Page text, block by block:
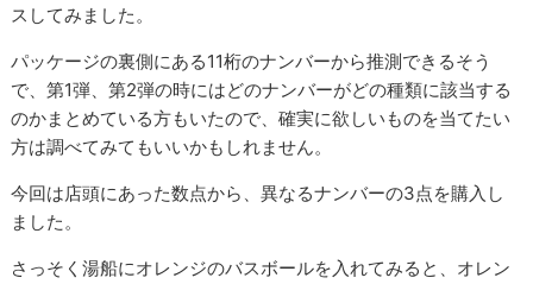
スしてみました。
パッケージの裏側にある11桁のナンバーから推測できるそう
で、第1弾、第2弾の時にはどのナンバーがどの種類に該当する
のかまとめている方もいたので、確実に欲しいものを当てたい
方は調べてみてもいいかもしれません。
今回は店頭にあった数点から、異なるナンバーの3点を購入し
ました。
さっそく湯船にオレンジのバスボールを入れてみると、オレン